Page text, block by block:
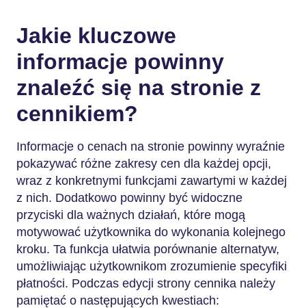
Jakie kluczowe
informacje powinny
znaleźć się na stronie z
cennikiem?
Informacje o cenach na stronie powinny wyraźnie
pokazywać różne zakresy cen dla każdej opcji,
wraz z konkretnymi funkcjami zawartymi w każdej
z nich. Dodatkowo powinny być widoczne
przyciski dla ważnych działań, które mogą
motywować użytkownika do wykonania kolejnego
kroku. Ta funkcja ułatwia porównanie alternatyw,
umożliwiając użytkownikom zrozumienie specyfiki
płatności. Podczas edycji strony cennika należy
pamiętać o następujących kwestiach: